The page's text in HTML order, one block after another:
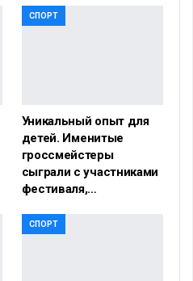
СПОРТ
Уникальный опыт для
детей. Именитые
гроссмейстеры
сыграли с участниками
фестиваля,…
СПОРТ